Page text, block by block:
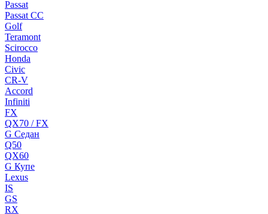
Passat
Passat CC
Golf
Teramont
Scirocco
Honda
Civic
CR-V
Accord
Infiniti
FX
QX70 / FX
G Cедан
Q50
QX60
G Купе
Lexus
IS
GS
RX